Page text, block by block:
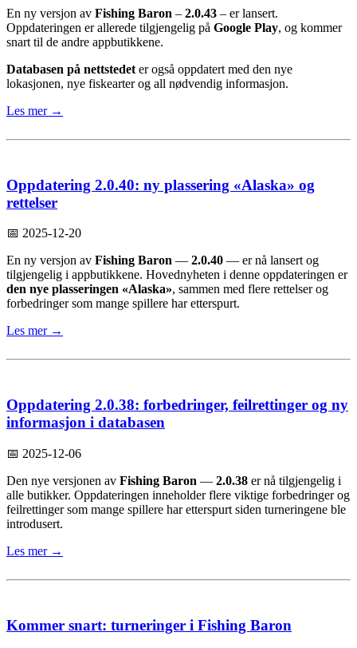
En ny versjon av Fishing Baron – 2.0.43 – er lansert.
Oppdateringen er allerede tilgjengelig på Google Play, og kommer
snart til de andre appbutikkene.
Databasen på nettstedet er også oppdatert med den nye
lokasjonen, nye fiskearter og all nødvendig informasjon.
Les mer →
Oppdatering 2.0.40: ny plassering «Alaska» og
rettelser
📅 2025-12-20
En ny versjon av Fishing Baron — 2.0.40 — er nå lansert og
tilgjengelig i appbutikkene. Hovednyheten i denne oppdateringen er
den nye plasseringen «Alaska», sammen med flere rettelser og
forbedringer som mange spillere har etterspurt.
Les mer →
Oppdatering 2.0.38: forbedringer, feilrettinger og ny
informasjon i databasen
📅 2025-12-06
Den nye versjonen av Fishing Baron — 2.0.38 er nå tilgjengelig i
alle butikker. Oppdateringen inneholder flere viktige forbedringer og
feilrettinger som mange spillere har etterspurt siden turneringene ble
introdusert.
Les mer →
Kommer snart: turneringer i Fishing Baron